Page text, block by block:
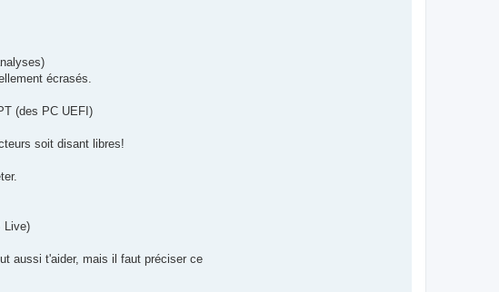
écrasés.
(des PC UEFI)
soit disant libres!
Live)
aussi t'aider, mais il faut préciser ce